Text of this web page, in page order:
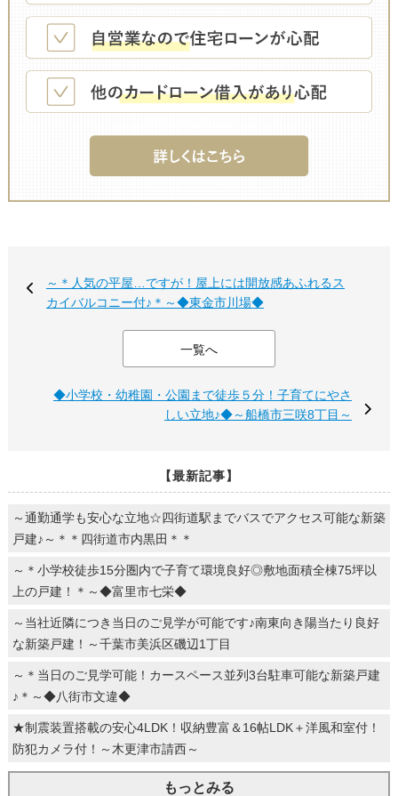
～＊人気の平屋…ですが！屋上には開放感あふれるス
カイバルコニー付♪＊～◆東金市川場◆
一覧へ
◆小学校・幼稚園・公園まで徒歩５分！子育てにやさ
しい立地♪◆～船橋市三咲8丁目～
【最新記事】
～通勤通学も安心な立地☆四街道駅までバスでアクセス可能な新築
戸建♪～＊＊四街道市内黒田＊＊
～＊小学校徒歩15分圏内で子育て環境良好◎敷地面積全棟75坪以
上の戸建！＊～◆富里市七栄◆
～当社近隣につき当日のご見学が可能です♪南東向き陽当たり良好
な新築戸建！～千葉市美浜区磯辺1丁目
～＊当日のご見学可能！カースペース並列3台駐車可能な新築戸建
♪＊～◆八街市文違◆
★制震装置搭載の安心4LDK！収納豊富＆16帖LDK＋洋風和室付！
防犯カメラ付！～木更津市請西～
もっとみる